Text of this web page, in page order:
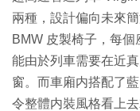
兩種，設計偏向未來
BMW 皮製椅子，每
能由於列車需要在近
窗。而車廂内搭配了
令整體内裝風格看上